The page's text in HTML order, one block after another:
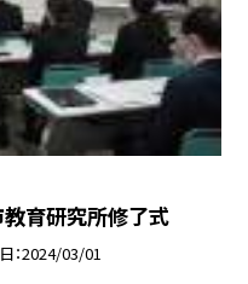
教育研究所修了式
2024/03/01